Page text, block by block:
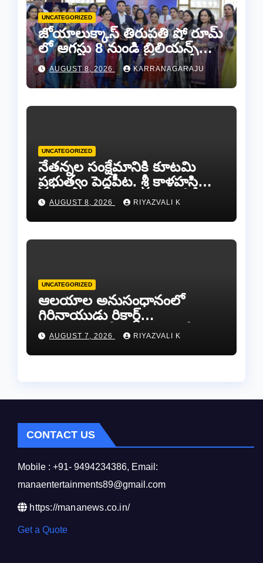
UNCATEGORIZED
జోయాలుక్కాస్ తిరుపతి షో రూమ్
లో ఆగస్టు 8 నుండి బ్రిలియన్స్
డైమండ్ జ్యాయలరీ షో..
AUGUST 8, 2026 KARRANAGARAJU
UNCATEGORIZED
నేతన్నల సంక్షేమానికి కూటమి
ప్రభుత్వం పెద్దపీట. శ్రీ కాళహస్తి
ఎమ్మెల్యే బొజ్జల వెంకట సుధీర్ రెడ్డి.
AUGUST 8, 2026 RIYAZVALI K
UNCATEGORIZED
ఆలయాల అనుసంధానంలో
గిరినాయుడు రికార్డ్
దారినేర్పరి..రోడ్డు నిర్మాణంతో పాటు
గోవుల సంరక్షణకు ప్రాణప్రతిష్ఠ!..
AUGUST 7, 2026 RIYAZVALI K
CONTACT US
Mobile : +91- 9494234386, Email:
manaentertainments89@gmail.com
https://mananews.co.in/
Get a Quote